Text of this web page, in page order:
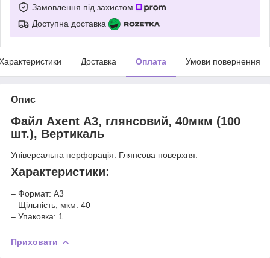
Замовлення під захистом
Доступна доставка
Доставка Оплата Умови повернення
Опис
Файл Axent А3, глянсовий, 40мкм (100
шт.), Вертикаль
Універсальна перфорація. Глянсова поверхня.
Характеристики:
– Формат: A3
– Щільність, мкм: 40
– Упаковка: 1
Приховати